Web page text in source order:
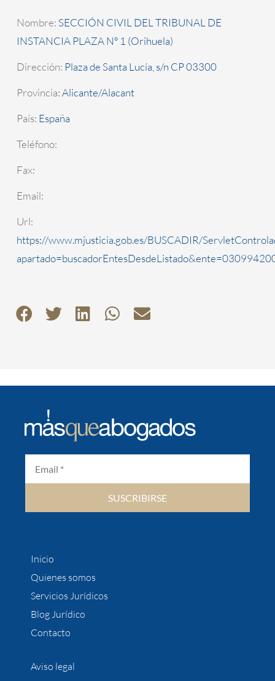
Nombre: SECCIÓN CIVIL DEL TRIBUNAL DE
INSTANCIA PLAZA Nº 1 (Orihuela)
Dirección: Plaza de Santa Lucía, s/n CP 03300
Provincia:Alicante/Alacant
País: España
Teléfono:
Fax:
Email:
Url:
https://www.mjusticia.gob.es/BUSCADIR/
SUSCRIBIRSE
Inicio
Quienes somos
Servicios Jurídicos
Blog Jurídico
Contacto
Aviso legal